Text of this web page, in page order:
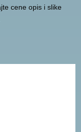
cene opis i slike